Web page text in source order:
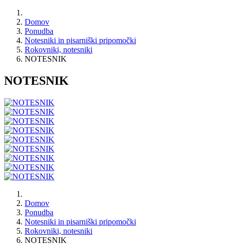
Domov
Ponudba
Notesniki in pisarniški pripomočki
Rokovniki, notesniki
NOTESNIK
NOTESNIK
Domov
Ponudba
Notesniki in pisarniški pripomočki
Rokovniki, notesniki
NOTESNIK